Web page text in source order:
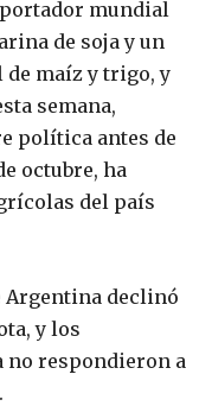
mundial
de soja y un
maíz y trigo, y
semana,
política antes de
octubre, ha
del país
declinó
y los
no respondieron a